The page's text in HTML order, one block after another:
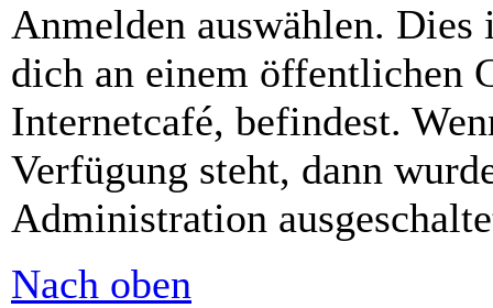
Anmelden auswählen.
dich an einem öffentlichen
Internetcafé, befindest.
Verfügung steht, dann
Administration
Nach oben